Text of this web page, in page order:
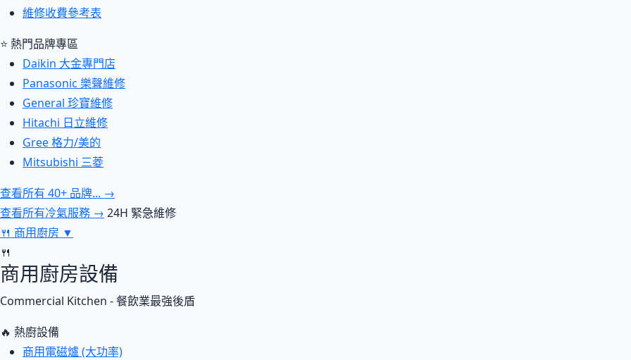
維修收費參考表
⭐ 熱門品牌專區
Daikin 大金專門店
Panasonic 樂聲維修
General 珍寶維修
Hitachi 日立維修
Gree 格力/美的
Mitsubishi 三菱
查看所有 40+ 品牌... →
查看所有冷氣服務 → 24H 緊急維修
🍴 商用廚房 ▼
🍴
商用廚房設備
Commercial Kitchen - 餐飲業最強後盾
🔥 熱廚設備
商用電磁爐 (大功率)